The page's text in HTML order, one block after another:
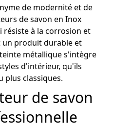
de modernité et de
de savon en Inox
à la corrosion et
un produit durable et
métallique s'intègre
d'intérieur, qu'ils
plus classiques.
de savon